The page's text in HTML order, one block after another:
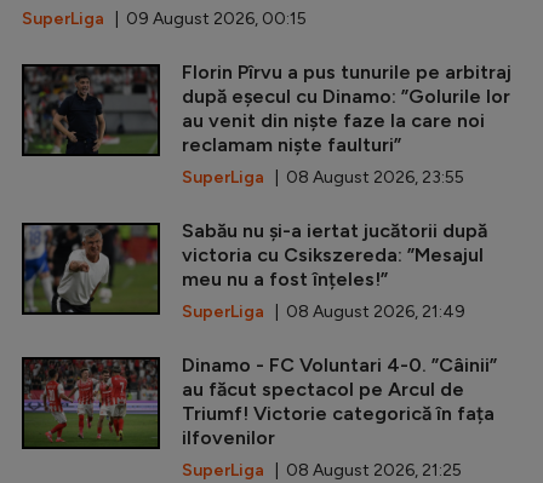
SuperLiga | 09 August 2026, 00:15
Florin Pîrvu a pus tunurile pe arbitraj
după eșecul cu Dinamo: ”Golurile lor
au venit din niște faze la care noi
reclamam niște faulturi”
SuperLiga | 08 August 2026, 23:55
Sabău nu și-a iertat jucătorii după
victoria cu Csikszereda: ”Mesajul
meu nu a fost înțeles!”
SuperLiga | 08 August 2026, 21:49
Dinamo - FC Voluntari 4-0. ”Câinii”
au făcut spectacol pe Arcul de
Triumf! Victorie categorică în fața
ilfovenilor
SuperLiga | 08 August 2026, 21:25